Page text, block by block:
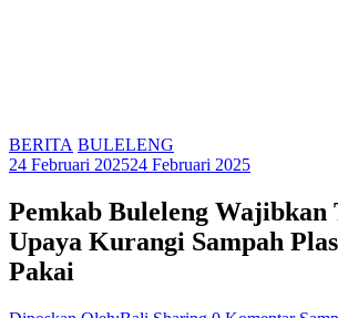
BERITA BULELENG
24 Februari 202524 Februari 2025
Pemkab Buleleng Wajibkan
Upaya Kurangi Sampah
Pakai